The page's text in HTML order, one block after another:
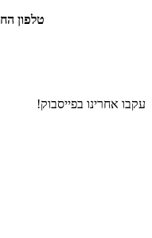
טלפון
עקבו אחרינו בפייסבוק!